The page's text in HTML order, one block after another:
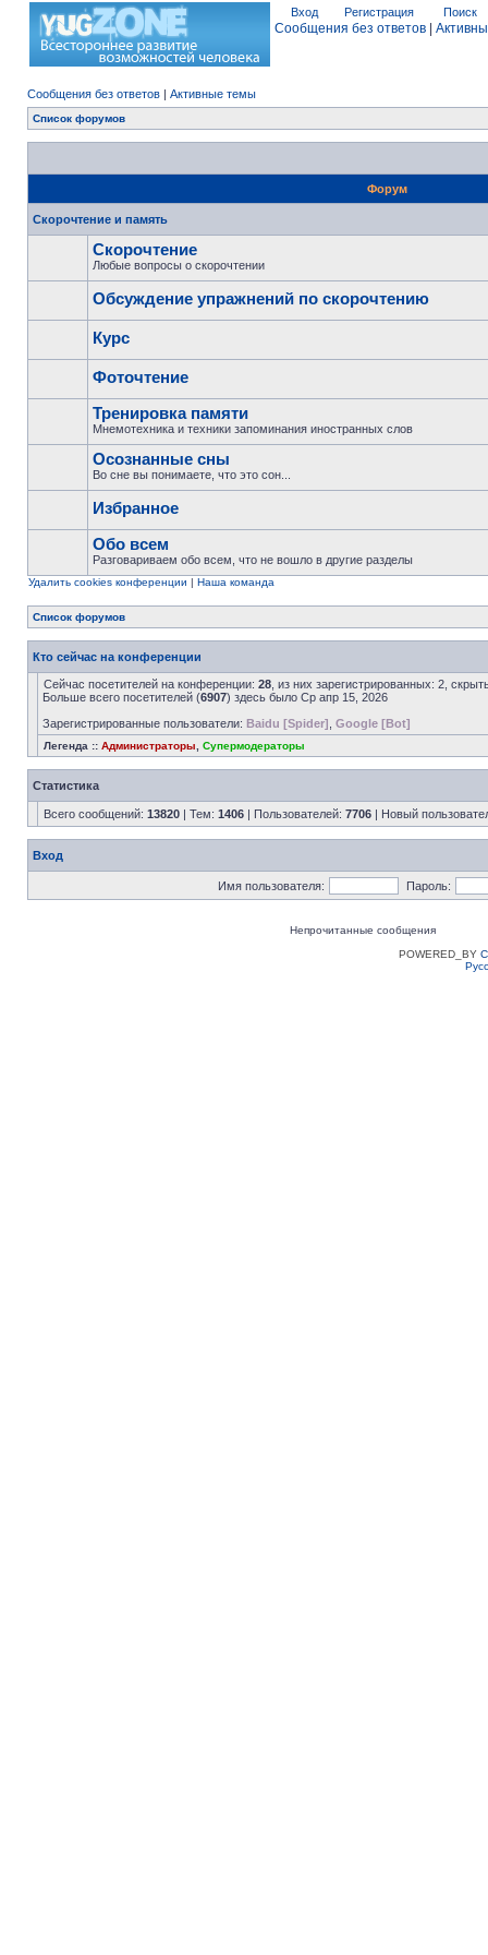
Вход Регистрация Поиск
Сообщения без ответов
Сообщения без ответов | Активные темы
Список форумов
Форум
Скорочтение и память
Скорочтение
Любые вопросы о скорочтении
Обсуждение упражнений по скорочтению
Курс
Фоточтение
Тренировка памяти
Мнемотехника и техники запоминания иностранных слов
Осознанные сны
Во сне вы понимаете, что это сон...
Избранное
Обо всем
Разговариваем обо всем, что не вошло в другие разделы
Удалить cookies конференции | Наша команда
Список форумов
Кто сейчас на конференции
Сейчас посетителей на конференции: 28 , из них зарегистрированных: 2,
Больше всего посетителей (6907) здесь было Ср апр 15, 2026
Зарегистрированные пользователи: Baidu [Spider] Google [Bot]
Легенда :: Администраторы Супермодераторы
Статистика
Всего сообщений: 13820 | Тем: 1406 | Пользователей: 7706 | Новый
Вход
Имя пользователя: Пароль:
Непрочитанные сообщения
POWERED_BY